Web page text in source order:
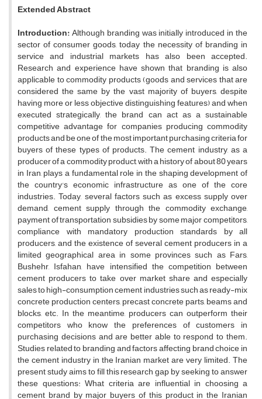
Extended Abstract
Introduction:Although branding was initially introduced in the
sector of consumer goods, today the necessity of branding in
service and industrial markets has also been accepted.
Research and experience have shown that branding is also
applicable to commodity products (goods and services that are
considered the same by the vast majority of buyers, despite
having more or less objective distinguishing features) and when
executed strategically, the brand can act as a sustainable
competitive advantage for companies producing commodity
products and be one of the most important purchasing criteria for
buyers of these types of products. The cement industry, as a
producer of a commodity product, with a history of about 80 years
in Iran, plays a fundamental role in the shaping development of
the country's economic infrastructure as one of the core
industries. Today, several factors such as excess supply over
demand, cement supply through the commodity exchange,
payment of transportation subsidies by some major competitors,
compliance with mandatory production standards by all
producers, and the existence of several cement producers in a
limited geographical area in some provinces such as Fars,
Bushehr, Isfahan, have intensified the competition between
cement producers to take over market share and especially
sales to high-consumption cement industries such as ready-mix
concrete production centers, precast concrete parts, beams and
blocks, etc. In the meantime, producers can outperform their
competitors who know the preferences of customers in
purchasing decisions and are better able to respond to them.
Studies related to branding and factors affecting brand choice in
the cement industry in the Iranian market are very limited. The
present study aims to fill this research gap by seeking to answer
these questions: What criteria are influential in choosing a
cement brand by major buyers of this product in the Iranian